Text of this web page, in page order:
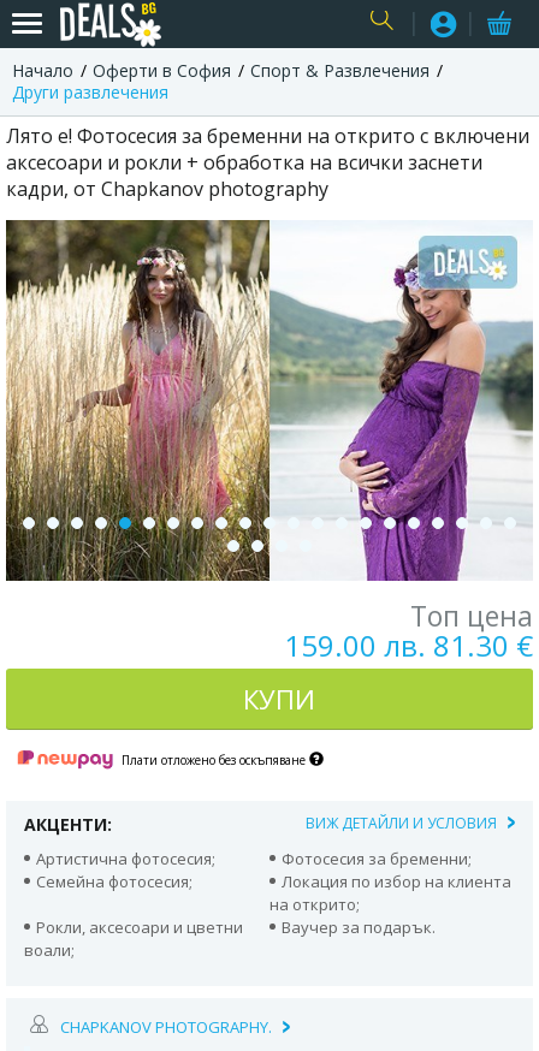
Начало Оферти в София
Спорт & Развлечения
Други развлечения
Лято е! Фотосесия за бременни на открито с включени
аксесоари и рокли + обработка на всички заснети
кадри, от Chapkanov photography
Топ цена
159.00 лв. 81.30 €
КУПИ
Плати отложено без оскъпяване
АКЦЕНТИ: ВИЖ ДЕТАЙЛИ И УСЛОВИЯ
Артистична фотосесия;
Фотосесия за бременни;
Семейна фотосесия;
Локация по избор на клиента
на открито;
Рокли, аксесоари и цветни
воали;
Ваучер за подарък.
CHAPKANOV PHOTOGRAPHY.